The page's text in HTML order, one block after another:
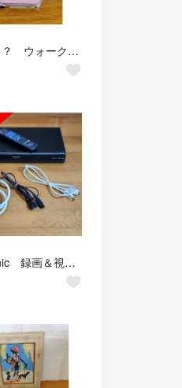
ジャンク？ ウォークマン 本体 SONY WALKMAN オーディオ 家電
Panasonic 録画＆視聴 Blu-rayレコーダー フルセット 動作確認